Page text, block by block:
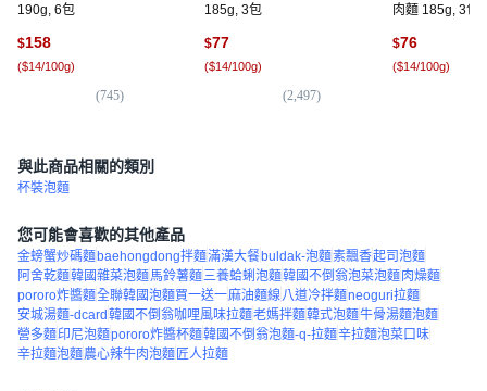
190g, 6包
$158
($14/100g)
(745)
185g, 3包
$77
($14/100g)
(2,497)
肉麵 185g, 3包
$76
($14/100g)
與此商品相關的類別
杯裝泡麵
您可能會喜歡的其他產品
金螃蟹炒碼麵baehongdong拌麵滿漢大餐buldak-泡麵素飄香起司泡麵
阿舍乾麵韓國雜菜泡麵馬鈴薯麵三養蛤蜊泡麵韓國不倒翁泡菜泡麵 肉燥麵
pororo炸醬麵全聯韓國泡麵買一送一麻油麵線八道冷拌麵neoguri拉麵
安城湯麵-dcard 韓國不倒翁咖哩風味拉麵老媽拌麵韓式泡麵牛骨湯麵泡麵
營多麵印尼泡麵pororo炸醬杯麵韓國不倒翁泡麵-q-拉麵辛拉麵泡菜口味
辛拉麵泡麵農心辣牛肉泡麵 匠人拉麵